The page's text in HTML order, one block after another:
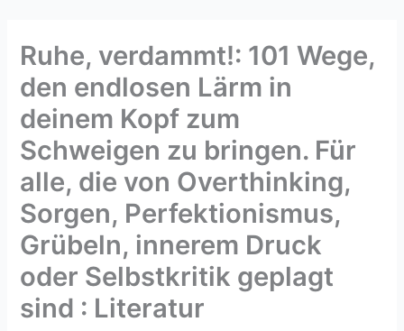
contentRuhe, verdammt!: 101 Wege,
den endlosen Lärm in
deinem Kopf zum
Schweigen zu bringen. Für
alle, die von Overthinking,
Sorgen, Perfektionismus,
Grübeln, innerem Druck
oder Selbstkritik geplagt
sind : Literatur